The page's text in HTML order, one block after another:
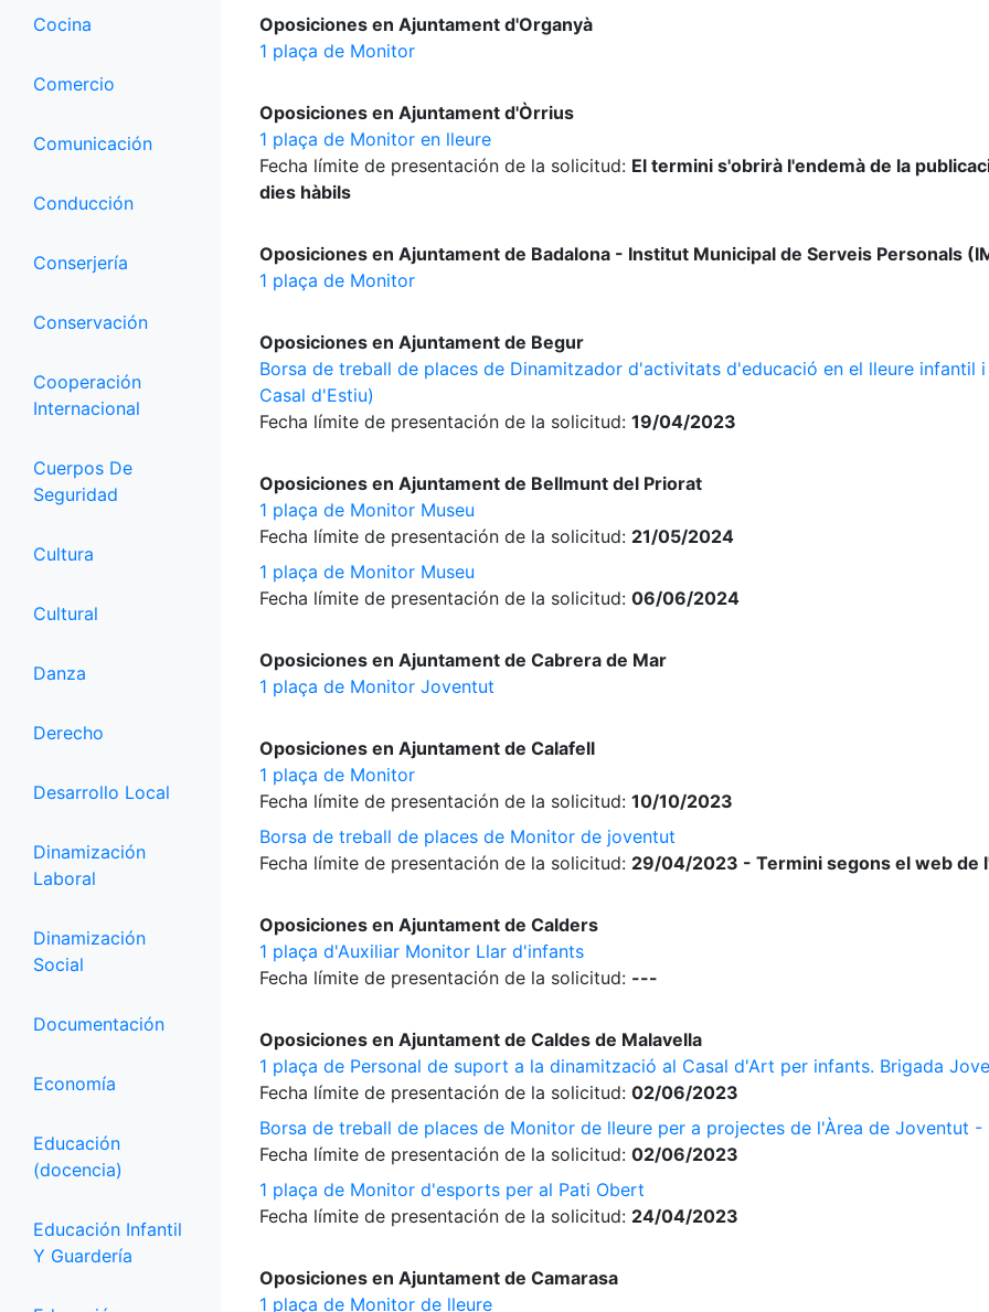
Cocina
Comercio
Comunicación
Conducción
Conserjería
Conservación
Cooperación
Internacional
Cuerpos De
Seguridad
Cultura
Cultural
Danza
Derecho
Desarrollo Local
Dinamización
Laboral
Dinamización
Social
Documentación
Economía
Educación
(docencia)
Educación Infantil
Y Guardería
Oposiciones en Ajuntament d'Organyà
1 plaça de Monitor
Oposiciones en Ajuntament d'Òrrius
1 plaça de Monitor en lleure
Fecha límite de presentación de la solicitud: El termini s'obrirà l'endemà de la
dies hàbils
Oposiciones en Ajuntament de Badalona - Institut Municipal de Serveis Personals
1 plaça de Monitor
Oposiciones en Ajuntament de Begur
Borsa de treball de places de Dinamitzador d'activitats d'educació en el lleure infantil
Casal d'Estiu)
Fecha límite de presentación de la solicitud: 19/04/2023
Oposiciones en Ajuntament de Bellmunt del Priorat
1 plaça de Monitor Museu
Fecha límite de presentación de la solicitud: 21/05/2024
1 plaça de Monitor Museu
Fecha límite de presentación de la solicitud: 06/06/2024
Oposiciones en Ajuntament de Cabrera de Mar
1 plaça de Monitor Joventut
Oposiciones en Ajuntament de Calafell
1 plaça de Monitor
Fecha límite de presentación de la solicitud: 10/10/2023
Borsa de treball de places de Monitor de joventut
Fecha límite de presentación de la solicitud: 29/04/2023 - Termini segons el web de
Oposiciones en Ajuntament de Calders
1 plaça d'Auxiliar Monitor Llar d'infants
Fecha límite de presentación de la solicitud: ---
Oposiciones en Ajuntament de Caldes de Malavella
1 plaça de Personal de suport a la dinamització al Casal d'Art per infants. Brigada
Fecha límite de presentación de la solicitud: 02/06/2023
Borsa de treball de places de Monitor de lleure per a projectes de l'Àrea de Joventut
Fecha límite de presentación de la solicitud: 02/06/2023
1 plaça de Monitor d'esports per al Pati Obert
Fecha límite de presentación de la solicitud: 24/04/2023
Oposiciones en Ajuntament de Camarasa
1 plaça de Monitor de lleure